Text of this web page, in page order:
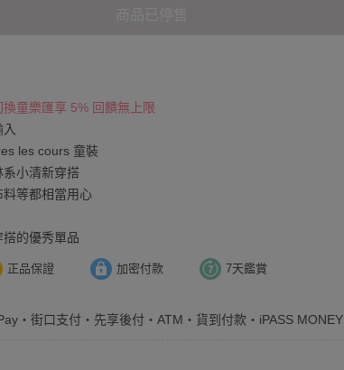
童樂匯享 5% 回饋無上限
les cours 童裝
系小清新穿搭
等都相當用心
的優秀單品
正品保證 加密付款 7天鑑賞
・街口支付・先享後付・ATM・貨到付款・iPASS MONEY